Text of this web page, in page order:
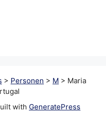
> Personen > M > Maria
with GeneratePress